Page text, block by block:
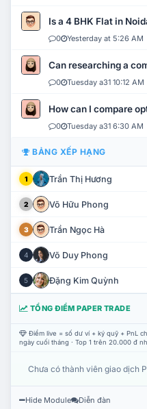
Is a 4 BHK Flat in
0 Yesterday at 5:26 AM
Can researching a
0 Tuesday a31 10:12 AM
How can I compare
0 Tuesday a31 6:30 AM
BẢNG XẾP HẠNG
1 Trần Thị Hương
2 Võ Hữu Phong
3 Trần Ngọc Hà
4 Võ Duy Phong
5 Đặng Kim Quỳnh
TỔNG ĐIỂM PAPER TRADE
Điểm live = số dư ví + ký quỹ + PnL
ngày cuối tháng · Top 1 trên 20.000 đ
Chưa có thành viên giao dịch
Hide Module Diễn đàn